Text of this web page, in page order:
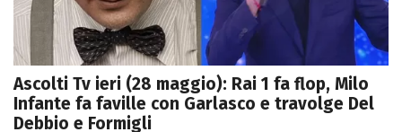
Ascolti Tv ieri (28 maggio): Rai 1 fa flop, Milo
Infante fa faville con Garlasco e travolge Del
Debbio e Formigli